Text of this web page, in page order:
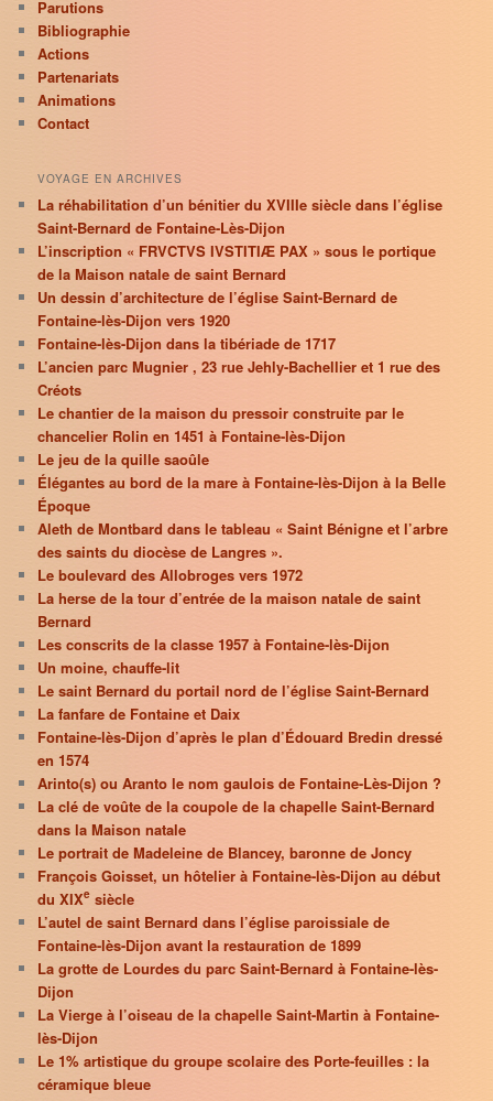
Parutions
Bibliographie
Actions
Partenariats
Animations
Contact
VOYAGE EN ARCHIVES
La réhabilitation d’un bénitier du XVIIIe siècle dans l’église
Saint-Bernard de Fontaine-Lès-Dijon
L’inscription « FRVCTVS IVSTITIÆ PAX » sous le portique
de la Maison natale de saint Bernard
Un dessin d’architecture de l’église Saint-Bernard de
Fontaine-lès-Dijon vers 1920
Fontaine-lès-Dijon dans la tibériade de 1717
L’ancien parc Mugnier , 23 rue Jehly-Bachellier et 1 rue des
Créots
Le chantier de la maison du pressoir construite par le
chancelier Rolin en 1451 à Fontaine-lès-Dijon
Le jeu de la quille saoûle
Élégantes au bord de la mare à Fontaine-lès-Dijon à la Belle
Époque
Aleth de Montbard dans le tableau « Saint Bénigne et l’arbre
des saints du diocèse de Langres ».
Le boulevard des Allobroges vers 1972
La herse de la tour d’entrée de la maison natale de saint
Bernard
Les conscrits de la classe 1957 à Fontaine-lès-Dijon
Un moine, chauffe-lit
Le saint Bernard du portail nord de l’église Saint-Bernard
La fanfare de Fontaine et Daix
Fontaine-lès-Dijon d’après le plan d’Édouard Bredin dressé
en 1574
Arinto(s) ou Aranto le nom gaulois de Fontaine-Lès-Dijon ?
La clé de voûte de la coupole de la chapelle Saint-Bernard
dans la Maison natale
Le portrait de Madeleine de Blancey, baronne de Joncy
François Goisset, un hôtelier à Fontaine-lès-Dijon au début
du XIXe siècle
L’autel de saint Bernard dans l’église paroissiale de
Fontaine-lès-Dijon avant la restauration de 1899
La grotte de Lourdes du parc Saint-Bernard à Fontaine-lès-
Dijon
La Vierge à l’oiseau de la chapelle Saint-Martin à Fontaine-
lès-Dijon
Le 1% artistique du groupe scolaire des Porte-feuilles : la
céramique bleue